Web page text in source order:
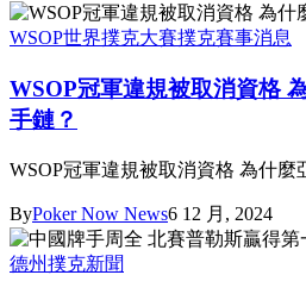
WSOP世界撲克大賽撲克賽事消息
WSOP冠軍違規被取消資格
手鏈？
WSOP冠軍違規被取消資格 為什麼
ByPoker Now News6 12 月, 2024
德州撲克新聞